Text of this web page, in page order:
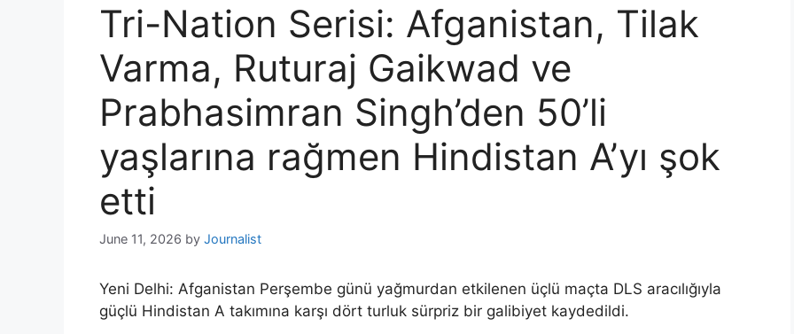
Tri-Nation Serisi: Afganistan, Tilak
Varma, Ruturaj Gaikwad ve
Prabhasimran Singh’den 50’li
yaşlarına rağmen Hindistan A’yı şok
etti
June 11, 2026 by Journalist
Yeni Delhi: Afganistan Perşembe günü yağmurdan etkilenen üçlü maçta DLS aracılığıyla
güçlü Hindistan A takımına karşı dört turluk sürpriz bir galibiyet kaydedildi.